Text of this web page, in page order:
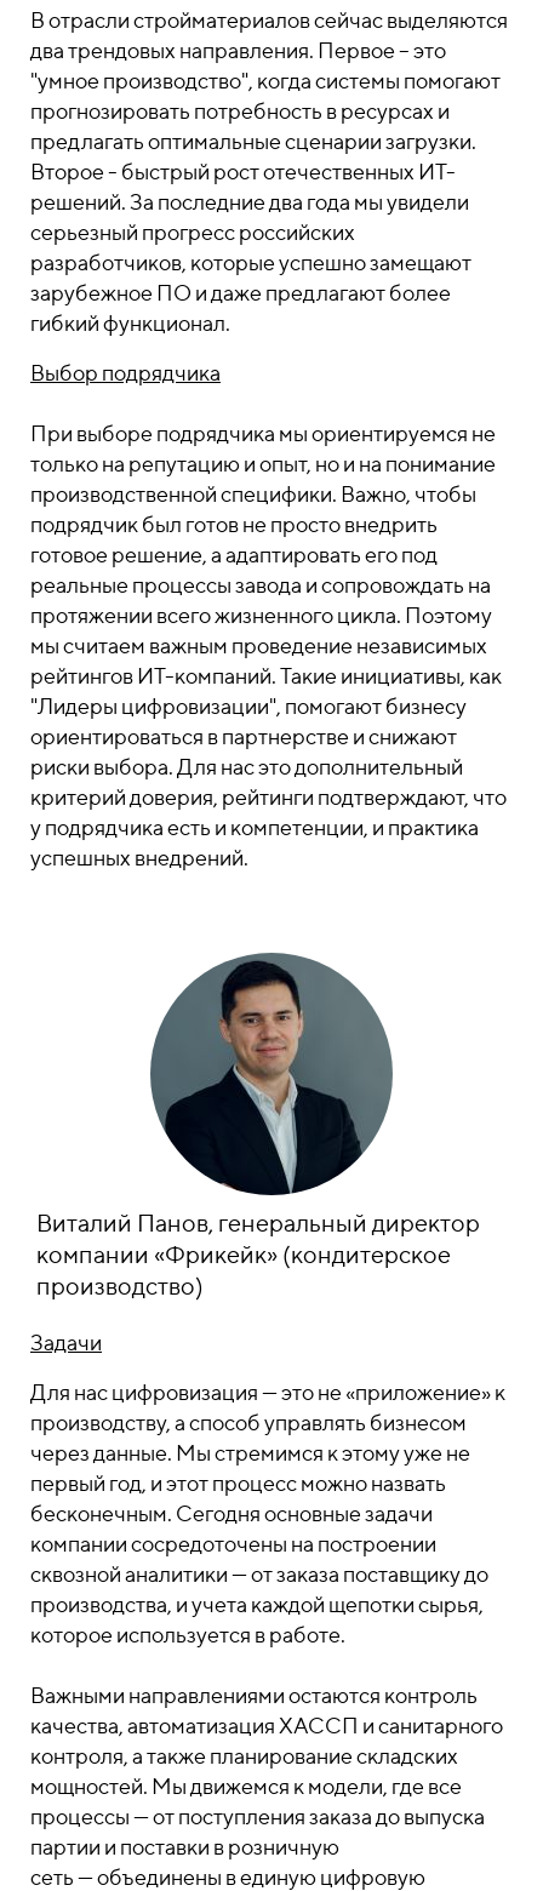
В отрасли стройматериалов сейчас выделяются
два трендовых направления. Первое – это
"умное производство", когда системы помогают
прогнозировать потребность в ресурсах и
предлагать оптимальные сценарии загрузки.
Второе - быстрый рост отечественных ИТ-
решений. За последние два года мы увидели
серьезный прогресс российских
разработчиков, которые успешно замещают
зарубежное ПО и даже предлагают более
гибкий функционал.
Выбор подрядчика
При выборе подрядчика мы ориентируемся не
только на репутацию и опыт, но и на понимание
производственной специфики. Важно, чтобы
подрядчик был готов не просто внедрить
готовое решение, а адаптировать его под
реальные процессы завода и сопровождать на
протяжении всего жизненного цикла. Поэтому
мы считаем важным проведение независимых
рейтингов ИТ-компаний. Такие инициативы, как
"Лидеры цифровизации", помогают бизнесу
ориентироваться в партнерстве и снижают
риски выбора. Для нас это дополнительный
критерий доверия, рейтинги подтверждают, что
у подрядчика есть и компетенции, и практика
успешных внедрений.
Виталий Панов, генеральный директор
компании «Фрикейк» (кондитерское
производство)
Задачи
Для нас цифровизация — это не «приложение» к
производству, а способ управлять бизнесом
через данные. Мы стремимся к этому уже не
первый год, и этот процесс можно назвать
бесконечным. Сегодня основные задачи
компании сосредоточены на построении
сквозной аналитики — от заказа поставщику до
производства, и учета каждой щепотки сырья,
которое используется в работе.
Важными направлениями остаются контроль
качества, автоматизация ХАССП и санитарного
контроля, а также планирование складских
мощностей. Мы движемся к модели, где все
процессы — от поступления заказа до выпуска
партии и поставки в розничную
сеть—объединены в единую цифровую